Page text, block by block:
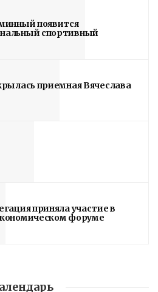
появится
спортивный
приемная Вячеслава
приняла участие в
форуме